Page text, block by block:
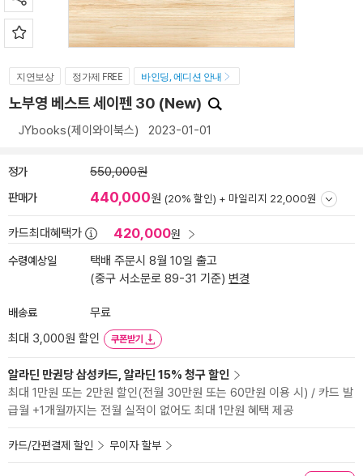
지연보상 정가제 FREE 바인딩, 에디션 안내
노부영 베스트 세이펜 30 (New)
JYbooks(제이와이북스) 2023-01-01
정가 550,000원
판매가 440,000원 (20% 할인) + 마일리지 22,000원
카드최대혜택가 420,000원
수령예상일
택배 주문시 8월 10일 출고
(중구 서소문로 89-31 기준) 변경
배송료
무료
최대 3,000원 할인
쿠폰받기
알라딘 만권당 삼성카드, 알라딘 15% 청구 할인
최대 1만원 또는 2만원 할인(전월 30만원 또는 60만원 이용 시) / 카드 발
급월 +1개월까지는 전월 실적이 없어도 최대 1만원 혜택 제공
카드/간편결제 할인 무이자 할부